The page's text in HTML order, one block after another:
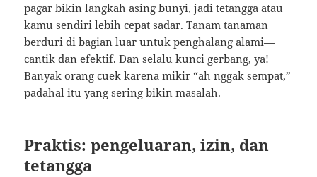
pagar bikin langkah asing bunyi, jadi tetangga atau
kamu sendiri lebih cepat sadar. Tanam tanaman
berduri di bagian luar untuk penghalang alami—
cantik dan efektif. Dan selalu kunci gerbang, ya!
Banyak orang cuek karena mikir “ah nggak sempat,”
padahal itu yang sering bikin masalah.
Praktis: pengeluaran, izin, dan
tetangga